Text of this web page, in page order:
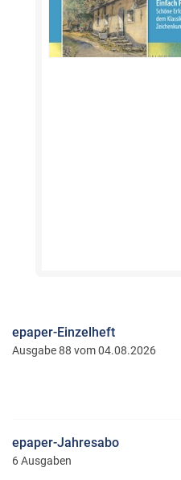
epaper-Einzelheft
Ausgabe 88 vom 04.08.2026
epaper-Jahresabo
6 Ausgaben